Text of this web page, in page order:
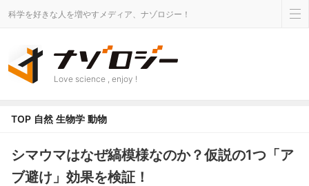
科学を好きな人を増やすメディア、ナゾロジー！
Love science , enjoy !
TOP 自然 生物学 動物
シマウマはなぜ縞模様なのか？仮説の1つ「ア
ブ避け」効果を検証！